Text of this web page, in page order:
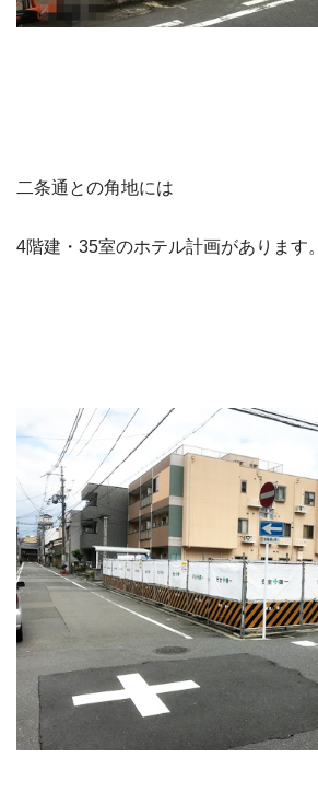
二条通との角地には
4階建・35室のホテル計画があります。